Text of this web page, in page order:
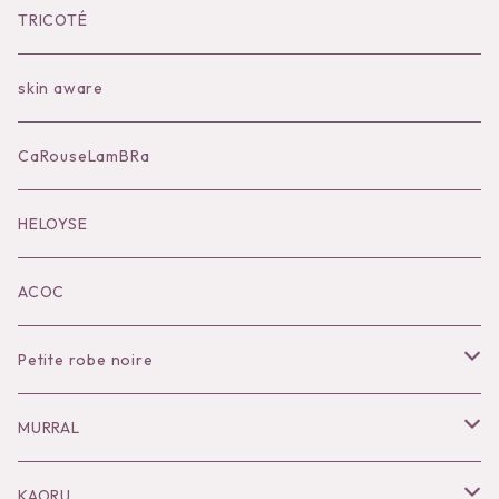
Bilitis dix-sept ans
Outer
Bag
Accessories
Black series
KOKO別注
TRICOTÉ
skin aware
CaRouseLamBRa
HELOYSE
ACOC
Petite robe noire
Necklace
Pierce
MURRAL
Outer